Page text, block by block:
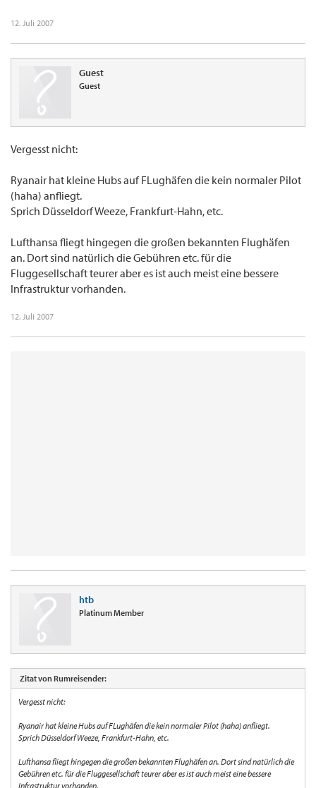
12. Juli 2007
Guest
Guest
Vergesst nicht:
Ryanair hat kleine Hubs auf FLughäfen die kein normaler Pilot
(haha) anfliegt.
Sprich Düsseldorf Weeze, Frankfurt-Hahn, etc.
Lufthansa fliegt hingegen die großen bekannten Flughäfen
an. Dort sind natürlich die Gebühren etc. für die
Fluggesellschaft teurer aber es ist auch meist eine bessere
Infrastruktur vorhanden.
12. Juli 2007
htb
Platinum Member
Zitat von Rumreisender:
Vergesst nicht:
Ryanair hat kleine Hubs auf FLughäfen die kein normaler Pilot (haha) anfliegt.
Sprich Düsseldorf Weeze, Frankfurt-Hahn, etc.
Lufthansa fliegt hingegen die großen bekannten Flughäfen an. Dort sind natürlich die
Gebühren etc. für die Fluggesellschaft teurer aber es ist auch meist eine bessere
Infrastruktur vorhanden.